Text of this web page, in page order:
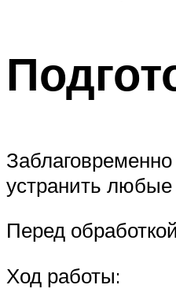
устранить любые
Перед
Ход работы: